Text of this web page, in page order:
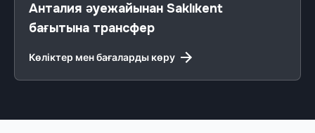
Анталия әуежайынан Saklıkent
бағытына трансфер
Көліктер мен бағаларды көру